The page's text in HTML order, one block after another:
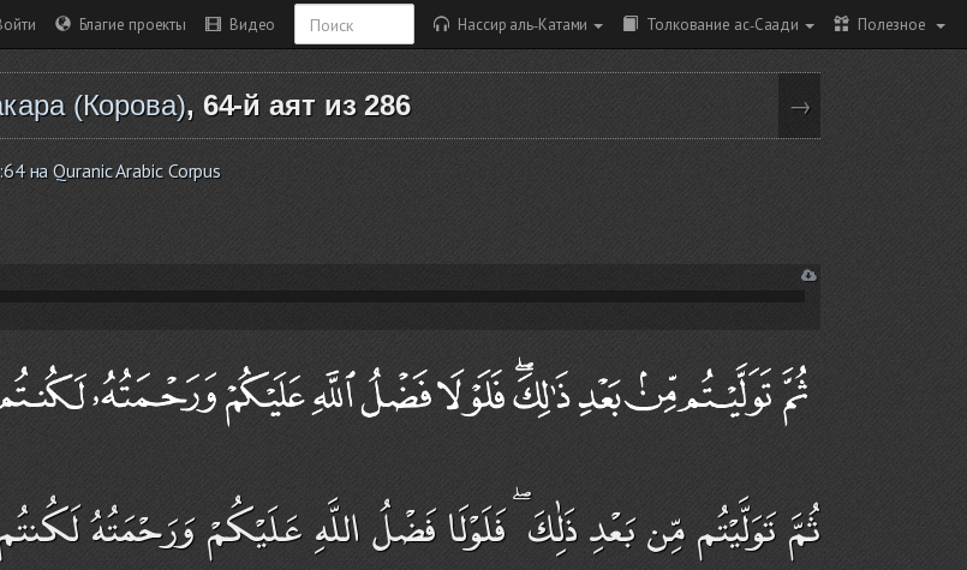
Благие проекты Видео Нассир аль-Катами Толкование ас-Саади Полезное
(Корова), 64-й аят из 286 →
на Quranic Arabic Corpus
ثُمَّ تَوَلَّيْتُم مِّن بَعْدِ ذَٰلِكَ ۖ فَلَوْلَا فَضْلُ اللَّهِ عَلَيْكُمْ وَرَحْمَتُهُ